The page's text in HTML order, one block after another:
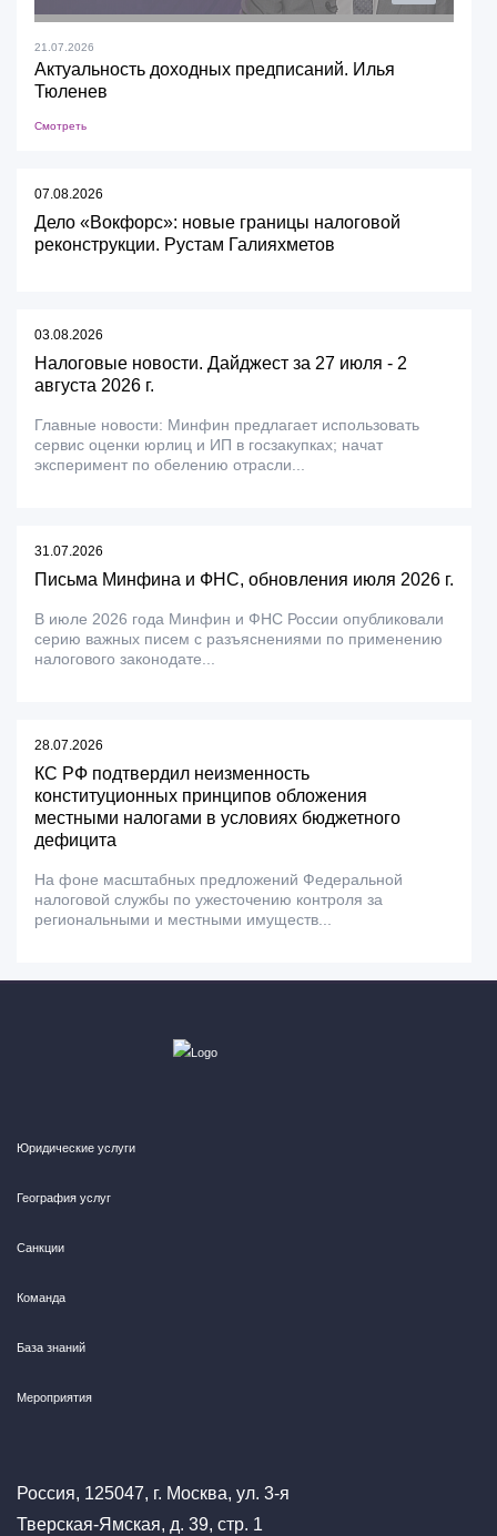
21.07.2026
Актуальность доходных предписаний. Илья
Тюленев
Смотреть
07.08.2026
Дело «Вокфорс»: новые границы налоговой
реконструкции. Рустам Галияхметов
03.08.2026
Налоговые новости. Дайджест за 27 июля - 2
августа 2026 г.
Главные новости: Минфин предлагает использовать
сервис оценки юрлиц и ИП в госзакупках; начат
эксперимент по обелению отрасли...
31.07.2026
Письма Минфина и ФНС, обновления июля 2026 г.
В июле 2026 года Минфин и ФНС России опубликовали
серию важных писем с разъяснениями по применению
налогового законодате...
28.07.2026
КС РФ подтвердил неизменность
конституционных принципов обложения
местными налогами в условиях бюджетного
дефицита
На фоне масштабных предложений Федеральной
налоговой службы по ужесточению контроля за
региональными и местными имуществ...
Юридические услуги
География услуг
Санкции
Команда
База знаний
Мероприятия
Россия, 125047, г. Москва, ул. 3-я
Тверская-Ямская, д. 39, стр. 1